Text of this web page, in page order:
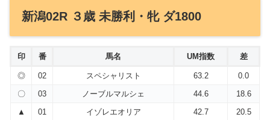
新潟02R ３歳 未勝利・牝 ダ1800
印 番 馬名 UM指数 差
◎ 02 スペシャリスト 63.2
0.0
〇
03 ノーブルマルシェ 44.6
18.6
▲
01 イゾレエオリア 42.7
20.5